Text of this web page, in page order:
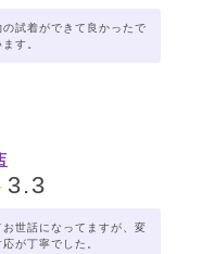
試着ができて良かったで
す。
3.3
世話になってますが、変
が丁寧でした。